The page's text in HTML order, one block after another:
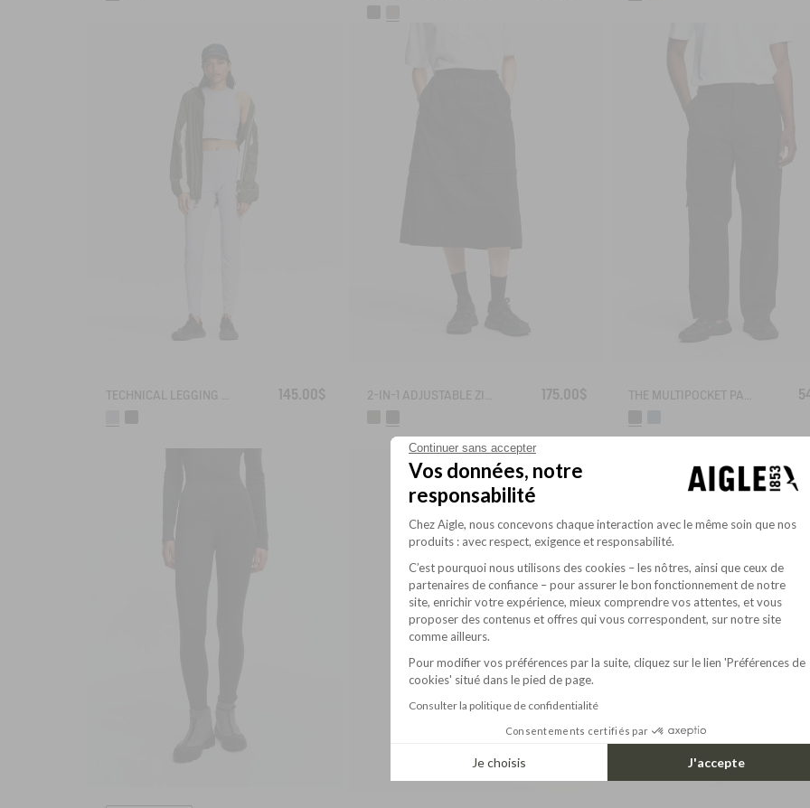
TECHNICAL LEGGING UVC DRY FAST TEXTILE® 145.00$ 2-IN-1 ADJUSTABLE ZIPPED SKIRT DRY FAST TEXTILE® 175.00$ THE MULTIPOCKET PANTS AIGLE EXPERIENCE BY ÉTUDES
Continuer sans accepter
Vos données, notre
responsabilité
Plateforme de Gestion du Consentement :
Chez Aigle, nous concevons chaque interaction avec le même soin que nos
produits : avec respect, exigence et responsabilité.
C’est pourquoi nous utilisons des cookies – les nôtres, ainsi que ceux de
partenaires de confiance – pour assurer le bon fonctionnement de notre
site, enrichir votre expérience, mieux comprendre vos attentes, et vous
proposer des contenus et offres qui vous correspondent, sur notre site
comme ailleurs.
Pour modifier vos préférences par la suite, cliquez sur le lien 'Préférences de
cookies' situé dans le pied de page.
Consulter la politique de confidentialité
Consentements certifiés par
Je choisis J'accepte
Axeptio consent